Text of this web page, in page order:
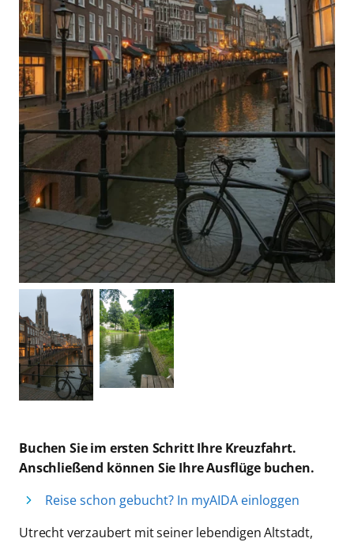
Buchen Sie im ersten Schritt Ihre Kreuzfahrt.
Anschließend können Sie Ihre Ausflüge buchen.
Reise schon gebucht? In myAIDA einloggen
Utrecht verzaubert mit seiner lebendigen Altstadt,